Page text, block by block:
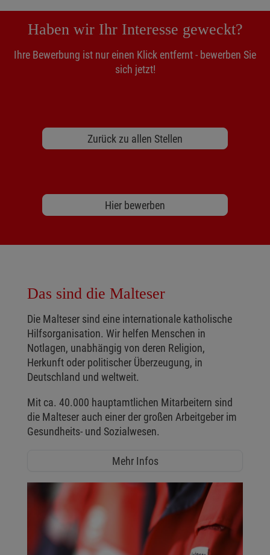
Haben wir Ihr Interesse geweckt?
Ihre Bewerbung ist nur einen Klick entfernt - bewerben Sie
sich jetzt!
Zurück zu allen Stellen
Hier bewerben
Das sind die Malteser
Die Malteser sind eine internationale katholische
Hilfsorganisation. Wir helfen Menschen in
Notlagen, unabhängig von deren Religion,
Herkunft oder politischer Überzeugung, in
Deutschland und weltweit.
Mit ca. 40.000 hauptamtlichen Mitarbeitern sind
die Malteser auch einer der großen Arbeitgeber im
Gesundheits- und Sozialwesen.
Mehr Infos